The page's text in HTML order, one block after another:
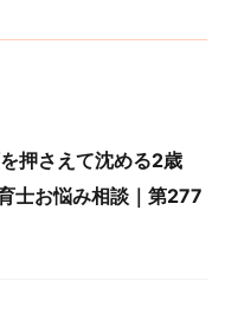
押さえて沈める2歳
士お悩み相談｜第277